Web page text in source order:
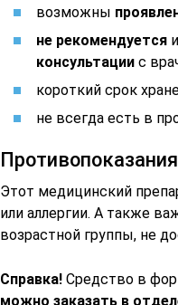
возможны
не рекомендуется
консультации с
короткий срок
не всегда есть в
Этот медицинский
или аллергии. А также
возрастной группы, не
Справка! Средство в
можно заказать в